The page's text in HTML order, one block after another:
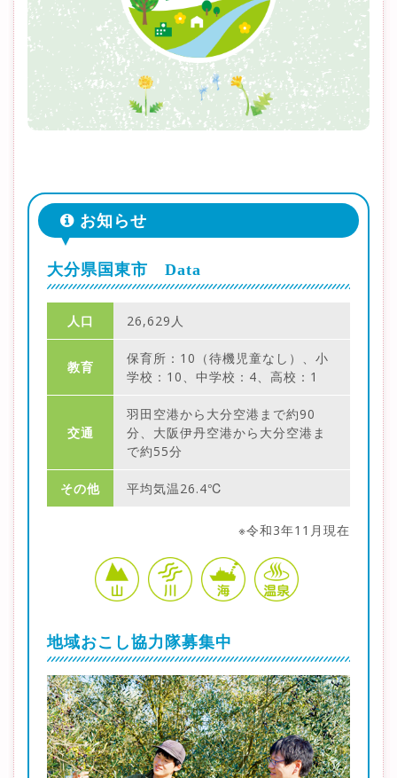
お知らせ
大分県国東市 Data
人口 26,629人
教育
保育所：10（待機児童なし）、小
学校：10、中学校：4、高校：1
交通
羽田空港から大分空港まで約90
分、大阪伊丹空港から大分空港ま
で約55分
その他 平均気温26.4℃
※令和3年11月現在
地域おこし協力隊募集中